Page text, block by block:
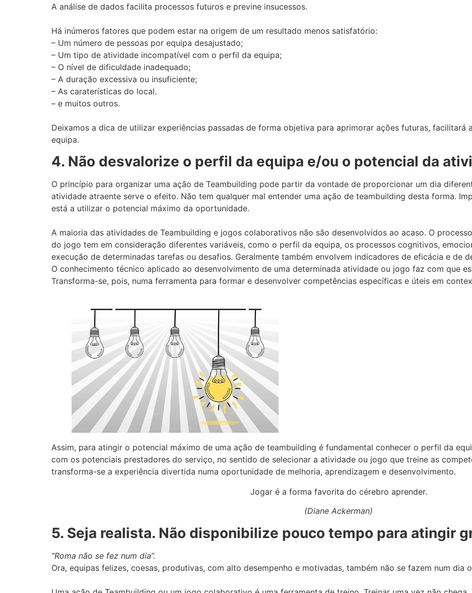
A análise de dados facilita processos futuros e previne insucessos.
Há inúmeros fatores que podem estar na origem de um resultado menos satisfatório:
– Um número de pessoas por equipa desajustado;
– Um tipo de atividade incompatível com o perfil da equipa;
– O nível de dificuldade inadequado;
– A duração excessiva ou insuficiente;
– As caraterísticas do local.
– e muitos outros.
Deixamos a dica de utilizar experiências passadas de forma objetiva para aprimorar ações futuras, facilitará
equipa.
4. Não desvalorize o perfil da equipa e/ou o potencial da
O princípio para organizar uma ação de Teambuilding pode partir da vontade de proporcionar um dia
atividade atraente serve o efeito. Não tem qualquer mal entender uma ação de teambuilding desta forma.
está a utilizar o potencial máximo da oportunidade.
A maioria das atividades de Teambuilding e jogos colaborativos não são desenvolvidos ao acaso. O
do jogo tem em consideração diferentes variáveis, como o perfil da equipa, os processos cognitivos,
execução de determinadas tarefas ou desafios. Geralmente também envolvem indicadores de eficácia e de
O conhecimento técnico aplicado ao desenvolvimento de uma determinada atividade ou jogo faz com que
Transforma-se, pois, numa ferramenta para formar e desenvolver competências específicas e úteis em
Assim, para atingir o potencial máximo de uma ação de teambuilding é fundamental conhecer o perfil da
com os potenciais prestadores do serviço, no sentido de selecionar a atividade ou jogo que treine as
transforma-se a experiência divertida numa oportunidade de melhoria, aprendizagem e desenvolvimento.
Jogar é a forma favorita do cérebro aprender.
(Diane Ackerman)
5. Seja realista. Não disponibilize pouco tempo para atingir
“Roma não se fez num dia”.
Ora, equipas felizes, coesas, produtivas, com alto desempenho e motivadas, também não se fazem num dia